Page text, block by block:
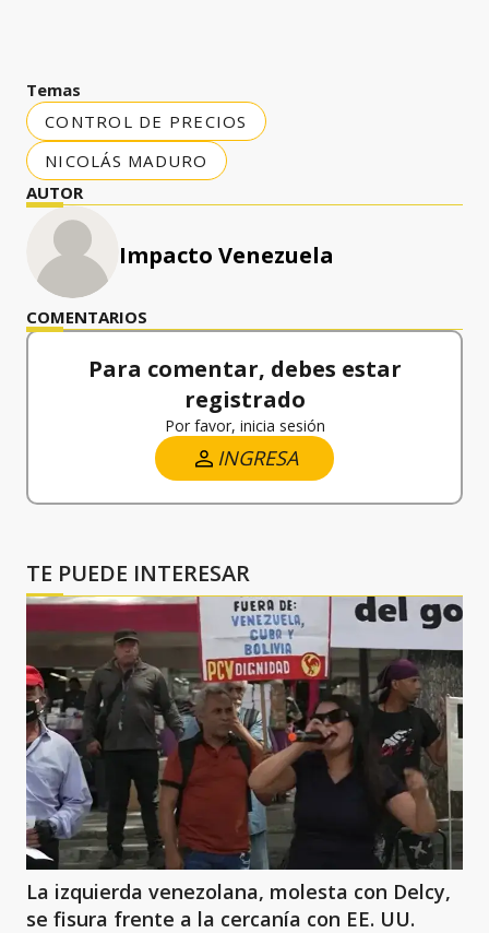
Temas
CONTROL DE PRECIOS
NICOLÁS MADURO
AUTOR
Impacto Venezuela
COMENTARIOS
Para comentar, debes estar
registrado
Por favor, inicia sesión
INGRESA
TE PUEDE INTERESAR
La izquierda venezolana, molesta con Delcy,
se fisura frente a la cercanía con EE. UU.